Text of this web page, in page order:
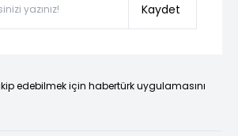
Kaydet
edebilmek için habertürk uygulamasını